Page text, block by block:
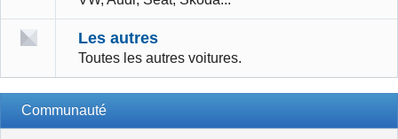
Les autres
Toutes les autres voitures.
Communauté